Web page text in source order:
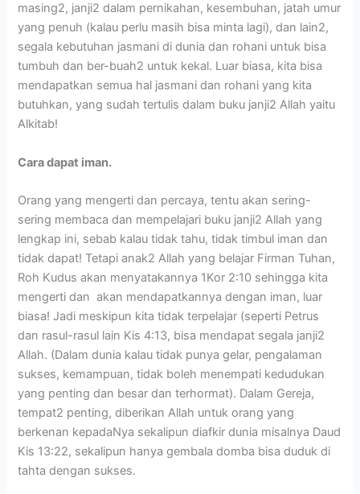
masing2, janji2 dalam pernikahan, kesembuhan, jatah umur
yang penuh (kalau perlu masih bisa minta lagi), dan lain2,
segala kebutuhan jasmani di dunia dan rohani untuk bisa
tumbuh dan ber-buah2 untuk kekal. Luar biasa, kita bisa
mendapatkan semua hal jasmani dan rohani yang kita
butuhkan, yang sudah tertulis dalam buku janji2 Allah yaitu
Alkitab!
Cara dapat iman.
Orang yang mengerti dan percaya, tentu akan sering-
sering membaca dan mempelajari buku janji2 Allah yang
lengkap ini, sebab kalau tidak tahu, tidak timbul iman dan
tidak dapat! Tetapi anak2 Allah yang belajar Firman Tuhan,
Roh Kudus akan menyatakannya 1Kor 2:10 sehingga kita
mengerti dan akan mendapatkannya dengan iman, luar
biasa! Jadi meskipun kita tidak terpelajar (seperti Petrus
dan rasul-rasul lain Kis 4:13, bisa mendapat segala janji2
Allah. (Dalam dunia kalau tidak punya gelar, pengalaman
sukses, kemampuan, tidak boleh menempati kedudukan
yang penting dan besar dan terhormat). Dalam Gereja,
tempat2 penting, diberikan Allah untuk orang yang
berkenan kepadaNya sekalipun diafkir dunia misalnya Daud
Kis 13:22, sekalipun hanya gembala domba bisa duduk di
tahta dengan sukses.